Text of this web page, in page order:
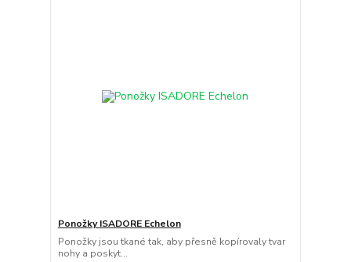
Ponožky ISADORE Echelon
Ponožky jsou tkané tak, aby přesně kopírovaly tvar
nohy a poskyt...